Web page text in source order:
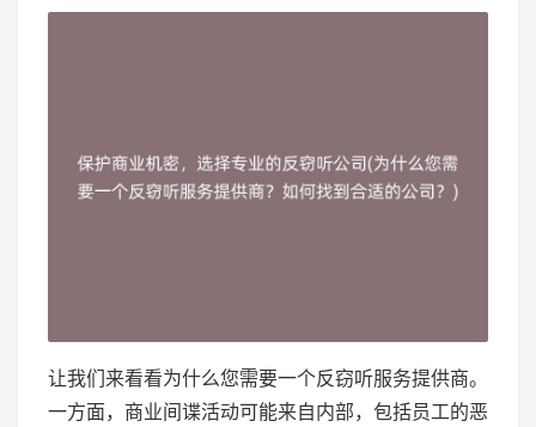
让我们来看看为什么您需要一个反窃听服务提供商。
一方面，商业间谍活动可能来自内部，包括员工的恶